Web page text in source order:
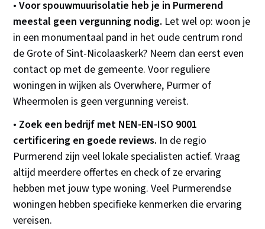
•Voor spouwmuurisolatie heb je in Purmerend
meestal geen vergunning nodig. Let wel op: woon je
in een monumentaal pand in het oude centrum rond
de Grote of Sint-Nicolaaskerk? Neem dan eerst even
contact op met de gemeente. Voor reguliere
woningen in wijken als Overwhere, Purmer of
Wheermolen is geen vergunning vereist.
• Zoek een bedrijf met NEN-EN-ISO 9001
certificering en goede reviews. In de regio
Purmerend zijn veel lokale specialisten actief. Vraag
altijd meerdere offertes en check of ze ervaring
hebben met jouw type woning. Veel Purmerendse
woningen hebben specifieke kenmerken die ervaring
vereisen.